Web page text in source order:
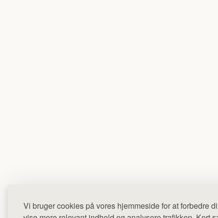
Vi bruger cookies på vores hjemmeside for at forbedre